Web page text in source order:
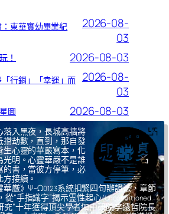
東華實幼畢業紀
2026-08-
03
！ 2026-08-03
行銷」「幸運」而
2026-08-
03
圖 2026-08-03
落入黑夜，長城高牆將
擋劫數，直到，那自發
生心靈的華嚴寫本，化
光明。心靈華嚴不是誰
的書，當彼方停筆，必
接續。
華厳》Ψ-Ω0123系統扣緊四句辦證法，章節
“手指識字”揭示霊性起心(Unconditioned
究”十年獲得頂尖學者如中研院李遠哲院長